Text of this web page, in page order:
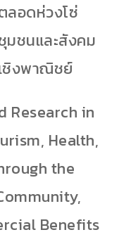
ลอดห่วงโซ่
ชนและสังคม
ชิงพาณิชย์
Research in
Health,
the
Benefits